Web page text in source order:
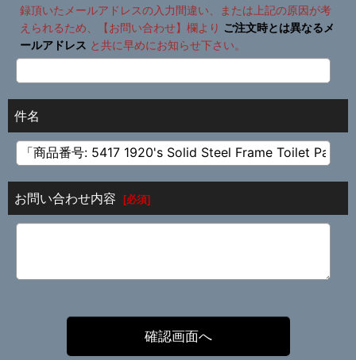
録頂いたメールアドレスの入力間違い、または上記の原因が考
えられるため、【お問い合わせ】欄より ご注文時とは異なるメ
ールアドレス と共に早めにお知らせ下さい。
件名
お問い合わせ内容 [必須]
確認画面へ